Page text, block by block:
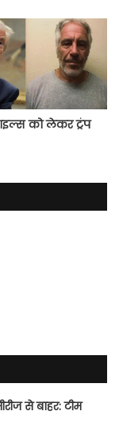
को लेकर ट्रंप
से बाहर: टीम